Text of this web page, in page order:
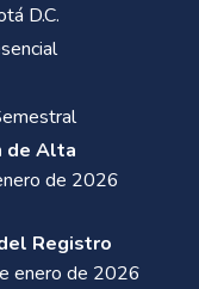
D.C.
de Alta
de 2026
Registro
enero de 2026